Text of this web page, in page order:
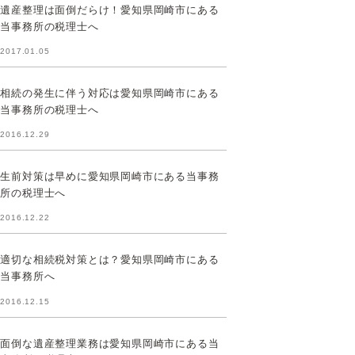
遺産整理は面倒だらけ！愛知県岡崎市にある
当事務所の税理士へ
2017.01.05
相続の発生に伴う対応は愛知県岡崎市にある
当事務所の税理士へ
2016.12.29
生前対策は早めに愛知県岡崎市にある当事務
所の税理士へ
2016.12.22
適切な相続税対策とは？愛知県岡崎市にある
当事務所へ
2016.12.15
面倒な遺産整理業務は愛知県岡崎市にある当